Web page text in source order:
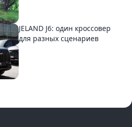
JELAND J6: один кроссовер
для разных сценариев